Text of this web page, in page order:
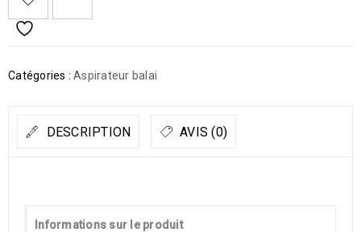
Catégories : Aspirateur balai
DESCRIPTION AVIS (0)
Informations sur le produit